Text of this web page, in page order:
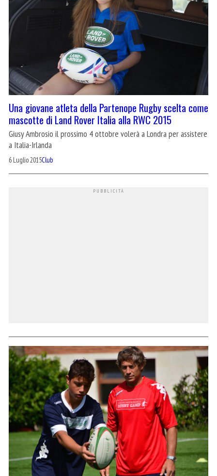
Una giovane atleta della Partenope Rugby scelta come
mascotte di Land Rover Italia alla RWC 2015
Giusy Ambrosio il prossimo 4 ottobre volerà a Londra per assistere
a Italia-Irlanda
6 Luglio 2015Club